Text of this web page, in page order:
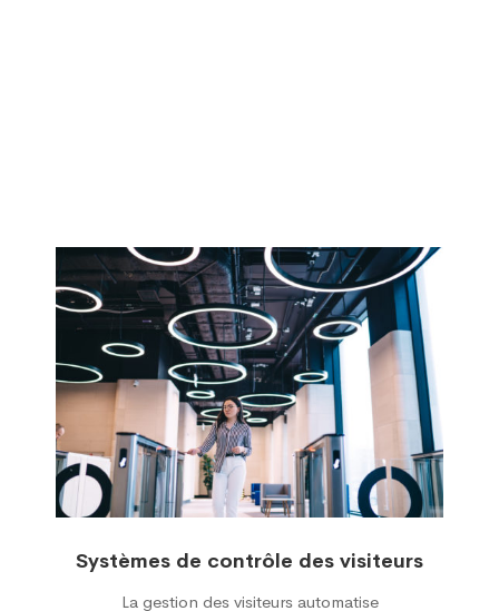
Systèmes de contrôle des visiteurs
La gestion des visiteurs automatise